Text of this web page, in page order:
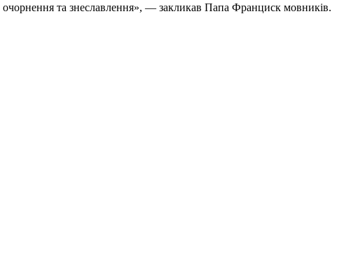
очорнення та знеславлення», — закликав Папа Франциск мовників.